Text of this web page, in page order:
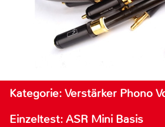
Kategorie: Verstärker Phono
Einzeltest: ASR Mini Basis